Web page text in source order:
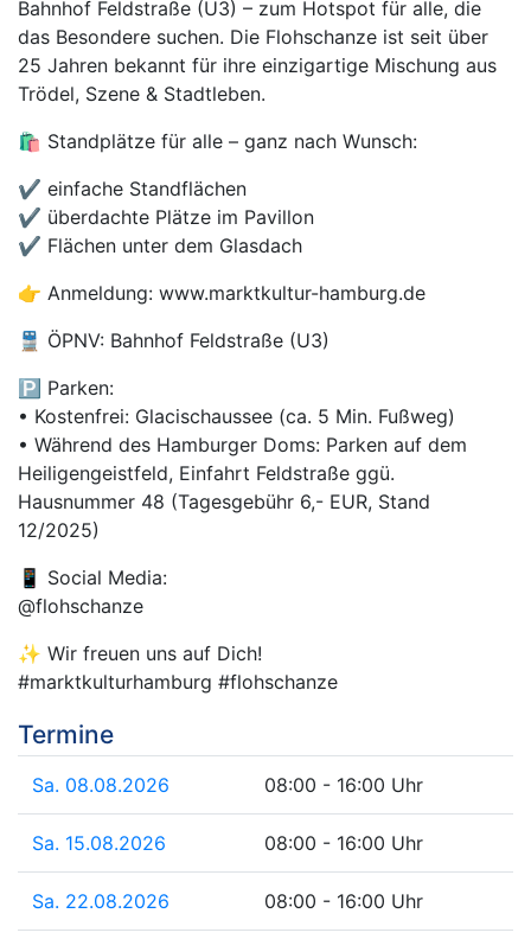
Bahnhof Feldstraße (U3) – zum Hotspot für alle, die
das Besondere suchen. Die Flohschanze ist seit über
25 Jahren bekannt für ihre einzigartige Mischung aus
Trödel, Szene & Stadtleben.
🛍️ Standplätze für alle – ganz nach Wunsch:
✔️ einfache Standflächen
✔️ überdachte Plätze im Pavillon
✔️ Flächen unter dem Glasdach
👉 Anmeldung: www.marktkultur-hamburg.de
🚆 ÖPNV: Bahnhof Feldstraße (U3)
🅿️ Parken:
• Kostenfrei: Glacischaussee (ca. 5 Min. Fußweg)
• Während des Hamburger Doms: Parken auf dem
Heiligengeistfeld, Einfahrt Feldstraße ggü.
Hausnummer 48 (Tagesgebühr 6,- EUR, Stand
12/2025)
📱 Social Media:
@flohschanze
✨ Wir freuen uns auf Dich!
#marktkulturhamburg #flohschanze
Termine
Sa. 08.08.2026 08:00 - 16:00 Uhr
Sa. 15.08.2026 08:00 - 16:00 Uhr
Sa. 22.08.2026 08:00 - 16:00 Uhr